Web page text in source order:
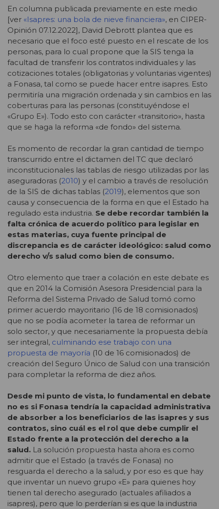
En columna publicada previamente en este medio
[ver «Isapres: una bola de nieve financiera», en CIPER-
Opinión 07.12.2022], David Debrott plantea que es
necesario que el foco esté puesto en el rescate de los
personas, para lo cual propone que la SIS tenga la
facultad de transferir los contratos individuales y las
cotizaciones totales (obligatorias y voluntarias vigentes)
a Fonasa, tal como se puede hacer entre isapres. Esto
permitiría una migración ordenada y sin cambios en las
coberturas para las personas (constituyéndose el
«Grupo E»). Todo esto con carácter «transitorio», hasta
que se haga la reforma «de fondo» del sistema.
Es momento de recordar la gran cantidad de tiempo
transcurrido entre el dictamen del TC que declaró
inconstitucionales las tablas de riesgo utilizadas por las
aseguradoras (2010) y el cambio a través de resolución
de la SIS de dichas tablas (2019), elementos que son
causa y consecuencia de la forma en que el Estado ha
regulado esta industria. Se debe recordar también la
falta crónica de acuerdo político para legislar en
estas materias, cuya fuente principal de
discrepancia es de carácter ideológico: salud como
derecho v/s salud como bien de consumo.
Otro elemento que traer a colación en este debate es
que en 2014 la Comisión Asesora Presidencial para la
Reforma del Sistema Privado de Salud tomó como
primer acuerdo mayoritario (16 de 18 comisionados)
que no se podía acometer la tarea de reformar un
solo sector, y que necesariamente la propuesta debía
ser integral, culminando ese trabajo con una
propuesta de mayoría (10 de 16 comisionados) de
creación del Seguro Único de Salud con una transición
para completar la reforma de diez años.
Desde mi punto de vista, lo fundamental en debate
no es si Fonasa tendría la capacidad administrativa
de absorber a los beneficiarios de las isapres y sus
contratos, sino cuál es el rol que debe cumplir el
Estado frente a la protección del derecho a la
salud. La solución propuesta hasta ahora es como
admitir que el Estado (a través de Fonasa) no
resguarda el derecho a la salud, y por eso es que hay
que inventar un nuevo grupo «E» para quienes hoy
tienen tal derecho asegurado (actuales afiliados a
isapres), pero que lo perderían si es que la industria